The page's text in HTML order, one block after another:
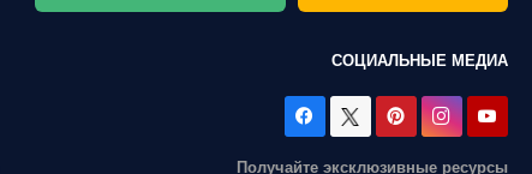
СОЦИАЛЬНЫЕ МЕДИА
Получайте эксклюзивные ресурсы